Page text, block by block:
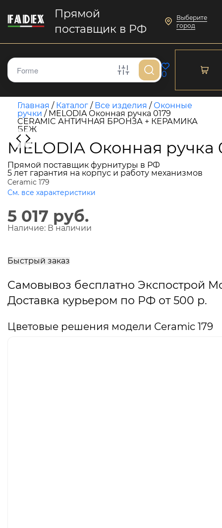
Прямой
поставщик в РФ
Выберите
город
0
Главная / Каталог / Все изделия / Оконные
ручки / MELODIA Оконная ручка 0179
CERAMIC АНТИЧНАЯ БРОНЗА + КЕРАМИКА
БЕЖ
MELODIA Оконная
Прямой поставщик фурнитуры в РФ
5 лет гарантия на корпус и работу механизмов
Ceramic 179
См. все характеристики
5 017 руб.
Наличие: В наличии
Быстрый заказ
Самовывоз бесплатно Экспострой
Доставка курьером по РФ от 500 р.
Цветовые решения модели Ceramic 179